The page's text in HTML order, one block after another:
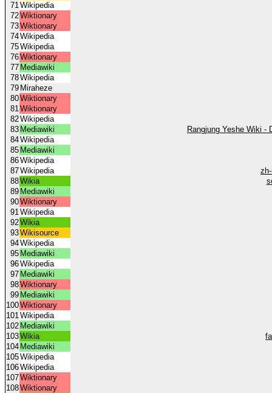
71Wikipedia
72Wiktionary
73Wiktionary
74Wikipedia
75Wikipedia
76Wiktionary
77 Mediawiki
78Wikipedia
79 Miraheze
80Wiktionary
81Wiktionary
82Wikipedia
83 Mediawiki
Rangjung Yeshe Wiki -
84Wikipedia
85 Mediawiki
86Wikipedia
87Wikipedia
88Wikia
89 Mediawiki
90Wiktionary
91Wikipedia
92Wikia
93Wikisource
94Wikipedia
95 Mediawiki
96Wikipedia
97 Mediawiki
98Wiktionary
99 Mediawiki
100Wiktionary
101Wikipedia
102 Mediawiki
103Wikia
104 Mediawiki
105Wikipedia
106Wikipedia
107Wiktionary
108Wiktionary